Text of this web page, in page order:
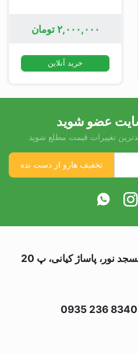
۲,۰۰۰,۰۰۰ تومان
خرید آنلاین
عضو شوید
تغییرات قیمت مطلع شوید
نور، پاساژ کیانی، پ 20
0935 236 8340